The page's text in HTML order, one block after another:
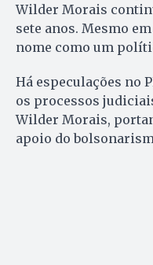
Wilder Morais
sete anos. Mesmo
nome como um
Há especulações no
os processos
Wilder Morais,
apoio do